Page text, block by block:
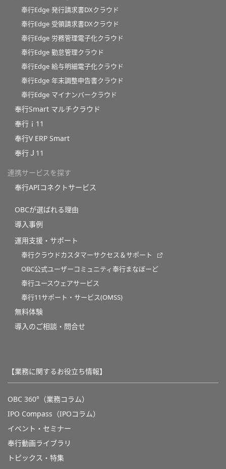
奉行Edge 発行請求書DXクラウド
奉行Edge 受領請求書DXクラウド
奉行Edge 労務管理電子化クラウド
奉行Edge 勤怠管理クラウド
奉行Edge 給与明細電子化クラウド
奉行Edge 年末調整申告書クラウド
奉行Edge マイナンバークラウド
奉行Smart マルチクラウド
奉行ｉ11
奉行V ERP Smart
奉行Ｊ11
連携サービスを探す
奉行APIコネクトサービス
OBCが選ばれる理由
導入事例
運用支援・サポート
奉行クラウドカスタマーサクセス＆サポート
OBC公式ユーザーコミュニティ奉行まなぼーど
奉行ユースウェアサービス
奉行11サポート・サービス(OMSS)
無料体験
導入のご相談・問合せ
【業務に関するお役立ち情報】
OBC 360°（業務コラム）
IPO Compass（IPOコラム）
イベント・セミナー
奉行動画ライブラリ
トピックス・特集